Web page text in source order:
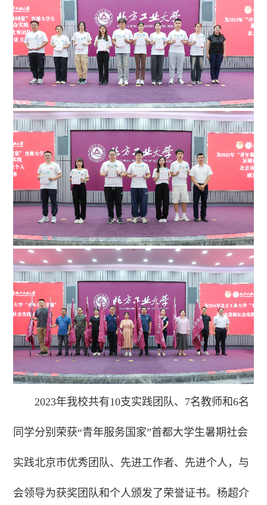
2023年我校共有10支实践团队、7名教师和6名
同学分别荣获“青年服务国家”首都大学生暑期社会
实践北京市优秀团队、先进工作者、先进个人，与
会领导为获奖团队和个人颁发了荣誉证书。杨超介